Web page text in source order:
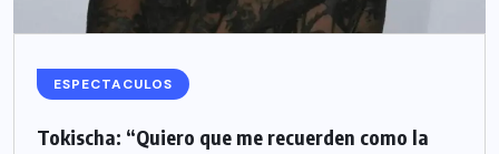
ESPECTACULOS
Tokischa: “Quiero que me recuerden como la